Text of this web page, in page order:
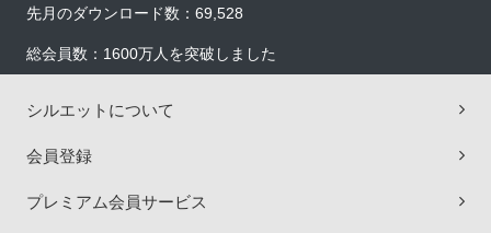
先月のダウンロード数：69,528
総会員数：1600万人を突破しました
シルエットについて
会員登録
プレミアム会員サービス